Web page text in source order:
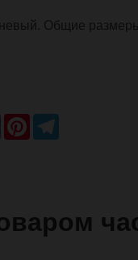
Общие
ViberPinterest